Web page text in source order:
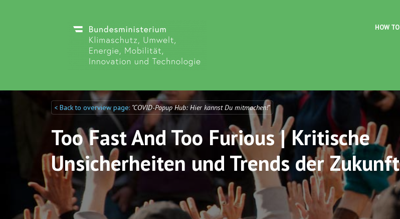
HOW TO
Discuto
< Back to overview page: "COVID-Popup Hub: Hier kannst Du mitmachen!"
Too Fast And Too Furious | Kritische
Unsicherheiten und Trends der Zukunft